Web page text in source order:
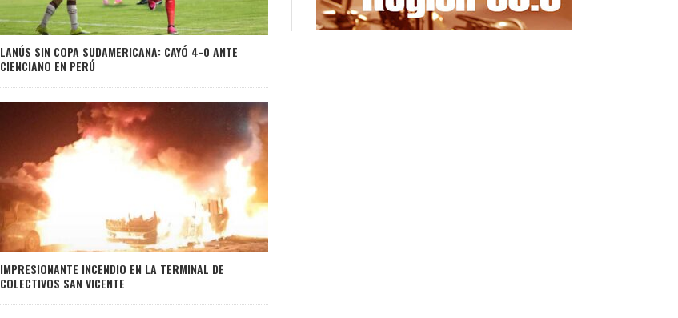
LANÚS SIN COPA SUDAMERICANA: CAYÓ 4-0 ANTE
CIENCIANO EN PERÚ
IMPRESIONANTE INCENDIO EN LA TERMINAL DE
COLECTIVOS SAN VICENTE